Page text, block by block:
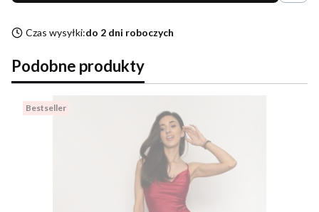
Czas wysyłki:do 2 dni roboczych
Podobne produkty
Bestseller